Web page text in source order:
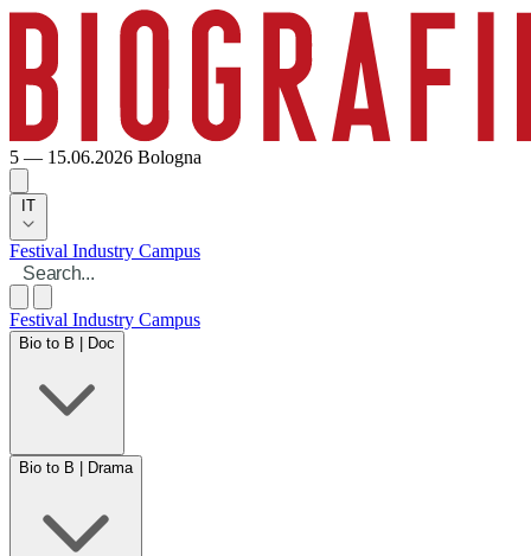
5 — 15.06.2026 Bologna
IT
Festival Industry Campus
Festival Industry Campus
Bio to B | Doc
Bio to B | Drama